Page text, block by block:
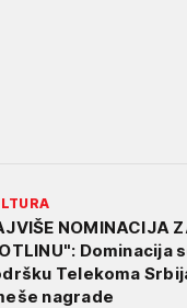
NOMINACIJA
Dominacija
Telekoma
nagrade